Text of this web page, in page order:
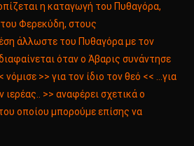
η καταγωγή του Πυθαγόρα,
Φερεκύδη, στους
άλλωστε του Πυθαγόρα με τον
όταν ο Άβαρις συνάντησε
>> για τον ίδιο τον θεό << …για
ιερέας.. >> αναφέρει σχετικά ο
οποίου μπορούμε επίσης να